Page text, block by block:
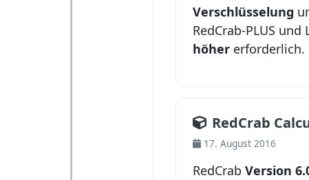
Verschlüsselung
RedCrab-PLUS und
höhererforderlich.
RedCrab
17. August 2016
RedCrab Version